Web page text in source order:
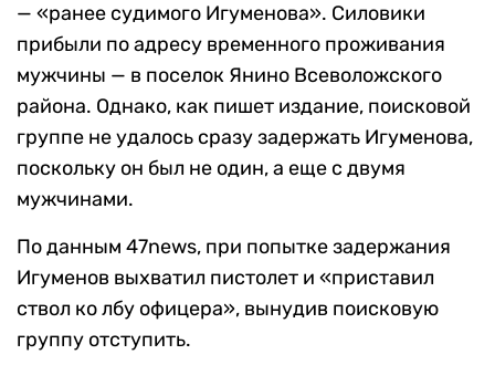
— «ранее судимого Игуменова». Силовики
прибыли по адресу временного проживания
мужчины — в поселок Янино Всеволожского
района. Однако, как пишет издание, поисковой
группе не удалось сразу задержать Игуменова,
поскольку он был не один, а еще с двумя
мужчинами.
По данным 47news, при попытке задержания
Игуменов выхватил пистолет и «приставил
ствол ко лбу офицера», вынудив поисковую
группу отступить.